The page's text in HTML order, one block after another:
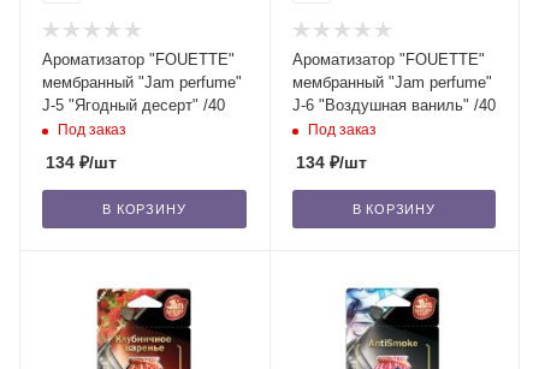
Ароматизатор "FOUETTE"
мембранный "Jam perfume"
J-5 "Ягодный десерт" /40
Под заказ
134 ₽/шт
В КОРЗИНУ
Ароматизатор "FOUETTE"
мембранный "Jam perfume"
J-6 "Воздушная ваниль" /40
Под заказ
134₽/шт
В КОРЗИНУ